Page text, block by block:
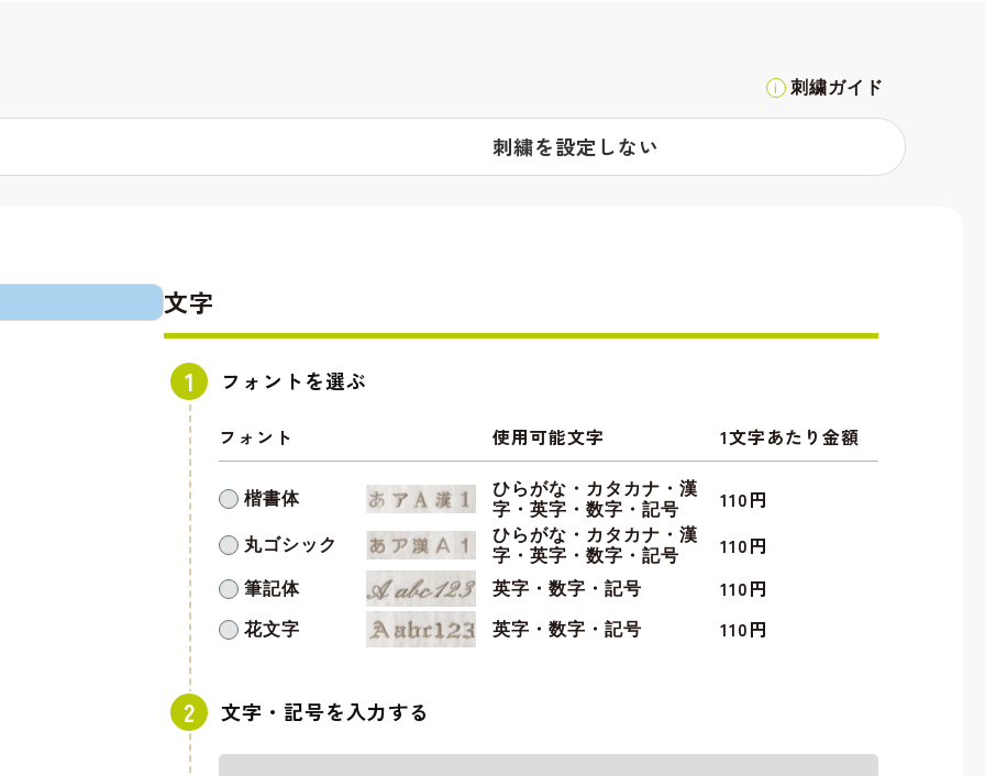
刺繍ガイド
刺繍を設定しない
文字
フォントを選ぶ
フォント 使用可能文字 1文字あたり金額
楷書体
ひらがな・カタカナ・漢
字・英字・数字・記号
110円
丸ゴシック
ひらがな・カタカナ・漢
字・英字・数字・記号
110円
筆記体 英字・数字・記号 110円
花文字 英字・数字・記号 110円
文字・記号を入力する